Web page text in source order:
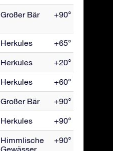
Großer Bär +90° bis -50°
Herkules +65° bis -90°
Herkules +20° bis -90°
Herkules +60° bis -90°
Großer Bär +90° bis -40°
Herkules +90° bis -40°
Himmlische
Gewässer
+90° bis -70°